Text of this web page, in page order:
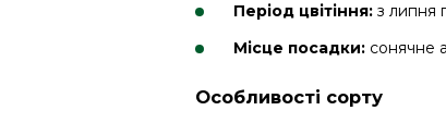
Період цвітіння: з липня
Місце посадки: сонячне
Особливості сорту